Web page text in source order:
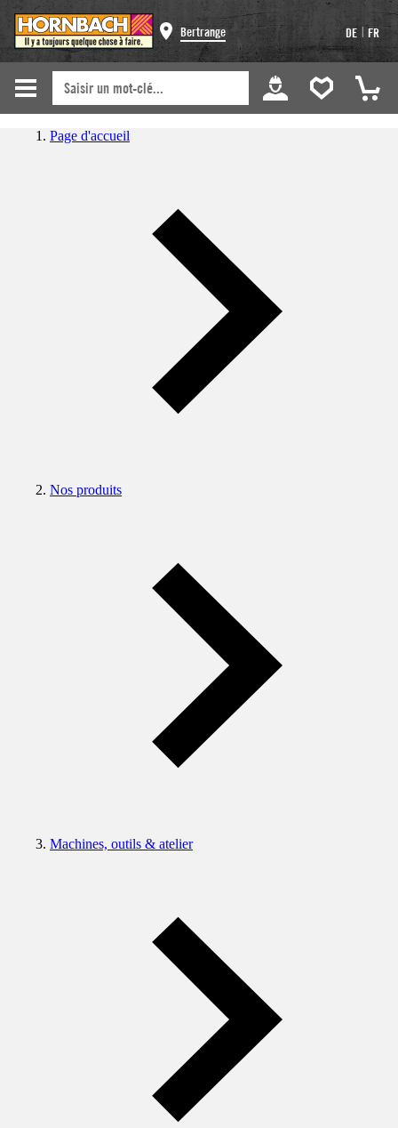
Bertrange DE | FR
Page d'accueil
Nos produits
Machines, outils & atelier